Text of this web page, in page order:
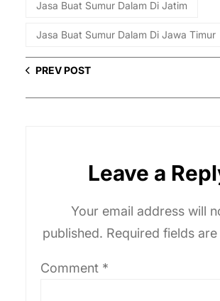
Jasa Buat Sumur Dalam Di Jatim
Jasa Buat Sumur Dalam Di Jawa Timur
PREV POST
Leave a
Your email address will
published. Required fields
Comment *